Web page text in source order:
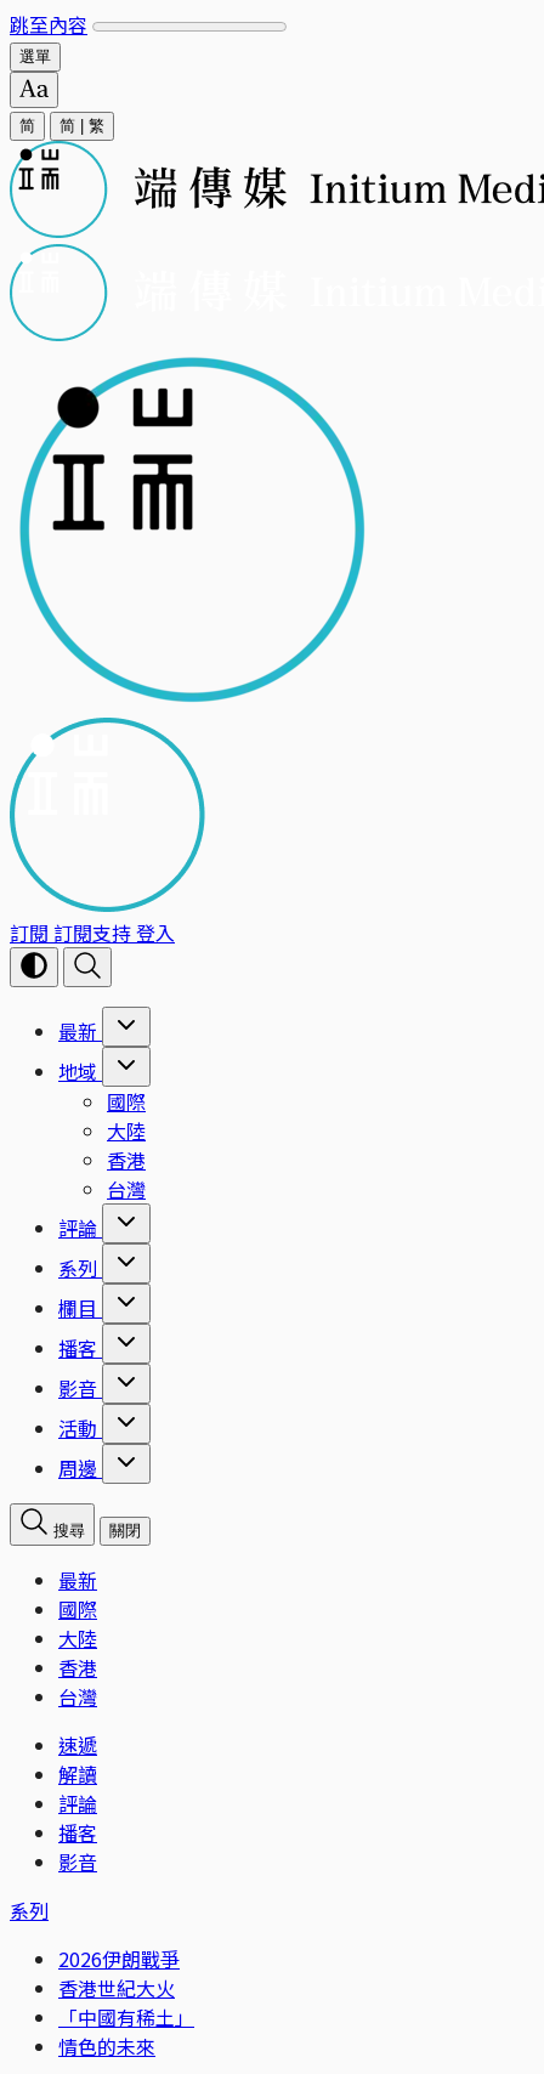
跳至內容
選單
简 简 繁
訂閱 訂閱支持登入
最新
地域
國際
大陸
香港
台灣
評論
系列
欄目
播客
影音
活動
周邊
搜尋 關閉
最新
國際
大陸
香港
台灣
速遞
解讀
評論
播客
影音
系列
2026伊朗戰爭
香港世紀大火
「中國有稀土」
情色的未來